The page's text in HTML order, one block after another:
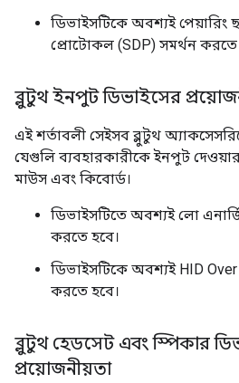
ডিভাইসটিকে অবশ্যই পেয়ারিং
প্রোটোকল (SDP) সমর্থন করতে
ব্লুটুথ ইনপুট ডিভাইসের
এই শর্তাবলী সেইসব ব্লুটুথ
যেগুলি ব্যবহারকারীকে ইনপুট
মাউস এবং কিবোর্ড।
ডিভাইসটিতে অবশ্যই লো এনার্জি
করতে হবে।
ডিভাইসটিকে অবশ্যই HID
করতে হবে।
ব্লুটুথ হেডসেট এবং স্পিকার
প্রয়োজনীয়তা